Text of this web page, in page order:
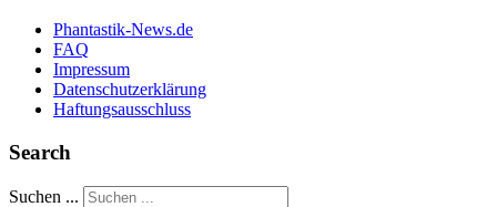
Phantastik-News.de
FAQ
Impressum
Datenschutzerklärung
Haftungsausschluss
Search
Suchen ...